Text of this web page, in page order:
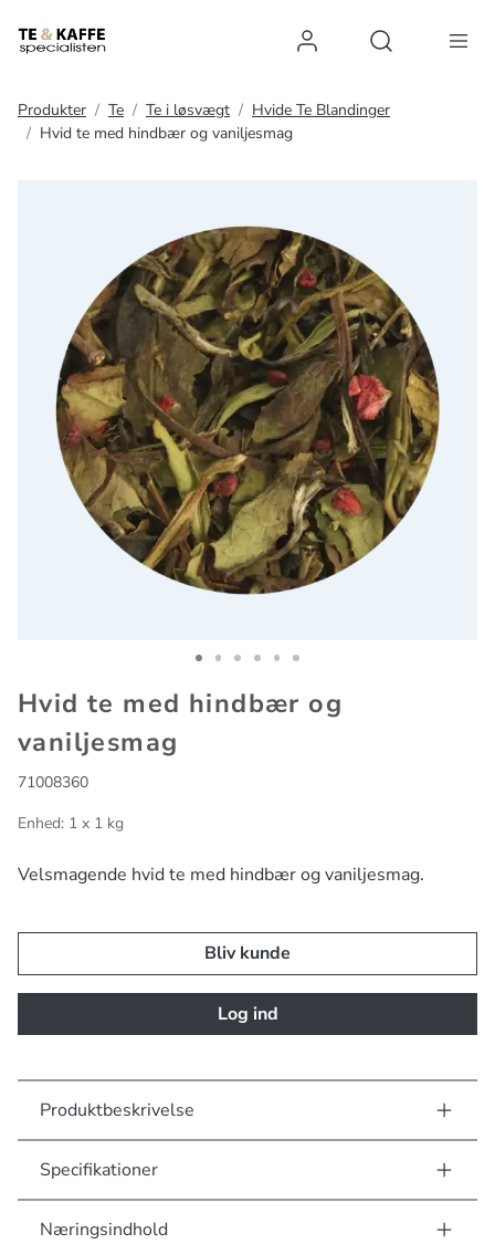
Log ind
Produkter Te Te i løsvægt
Hvide Te Blandinger
Hvid te med hindbær og vaniljesmag
Hvid te med hindbær og
vaniljesmag
71008360
Enhed: 1 x 1 kg
Velsmagende hvid te med hindbær og vaniljesmag.
Bliv kunde
Log ind
Produktbeskrivelse
Specifikationer
Næringsindhold